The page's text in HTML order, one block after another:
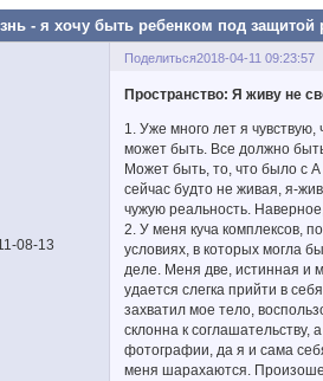
- я хочу быть ребенком под защитой
Поделиться2018-04-11 09:23:57
08-13
Пространство: Я живу не
1. Уже много лет я чувствую,
может быть. Все должно
Может быть, то, что было с
сейчас будто не живая, я-
чужую реальность.
2. У меня куча комплексов,
условиях, в которых могла
деле. Меня две, истинная и
удается слегка прийти в
захватил мое тело,
склонна к соглашательству,
фотографии, да я и сама
меня шарахаются.